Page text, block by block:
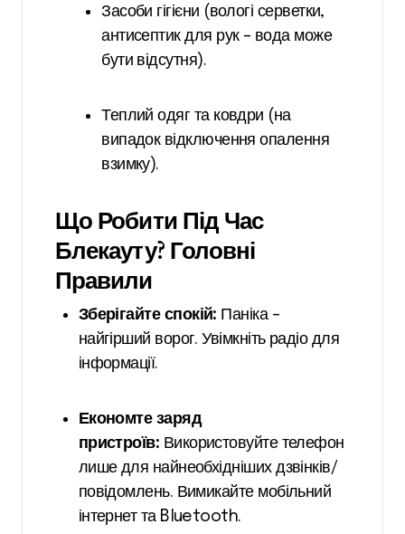
Засоби гігієни (вологі серветки,
антисептик для рук – вода може
бути відсутня).
Теплий одяг та ковдри (на
випадок відключення опалення
взимку).
Що Робити Під Час
Блекауту? Головні
Правили
Зберігайте спокій: Паніка –
найгірший ворог. Увімкніть радіо для
інформації.
Економте заряд
пристроїв: Використовуйте телефон
лише для найнеобхідніших дзвінків/
повідомлень. Вимикайте мобільний
інтернет та Bluetooth.